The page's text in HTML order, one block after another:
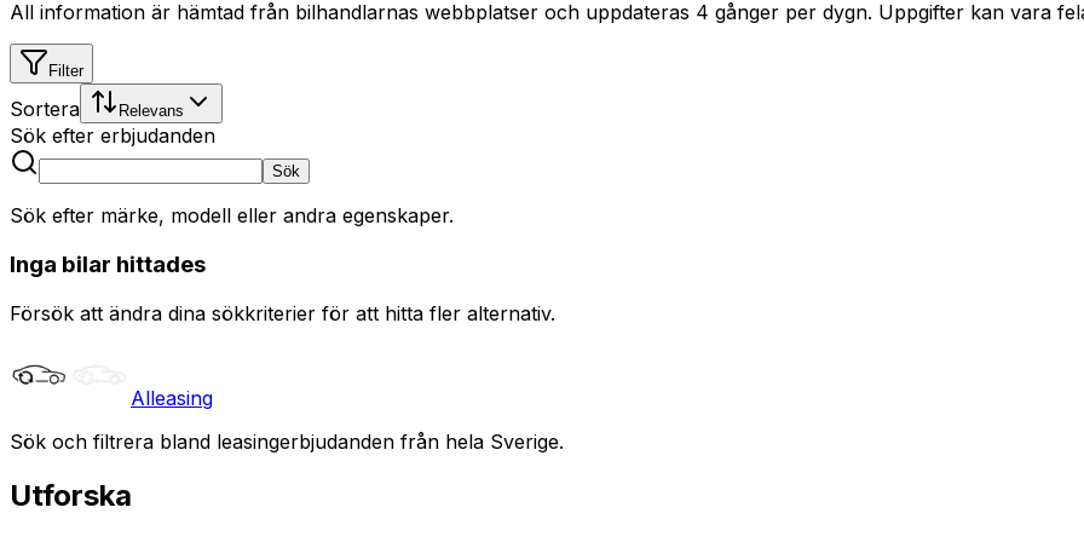
All information är hämtad från bilhandlarnas webbplatser och uppdateras 4 gånger per dygn. Uppgifter kan vara
Filter
Sortera Relevans
Sök efter erbjudanden
Sök
Sök efter märke, modell eller andra egenskaper.
Inga bilar hittades
Försök att ändra dina sökkriterier för att hitta fler alternativ.
Alleasing
Sök och filtrera bland leasingerbjudanden från hela Sverige.
Utforska